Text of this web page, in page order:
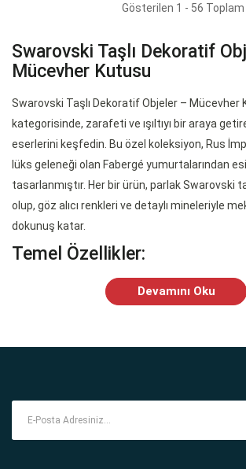
Gösterilen 1 - 56
Swarovski Taşlı Dekoratif
Mücevher Kutusu
Swarovski Taşlı Dekoratif Objeler – Mücevher
kategorisinde, zarafeti ve ışıltıyı bir araya
eserlerini keşfedin. Bu özel koleksiyon, Rus
lüks geleneği olan Fabergé yumurtalarından
tasarlanmıştır. Her bir ürün, parlak Swarovski
olup, göz alıcı renkleri ve detaylı mineleriyle
dokunuş katar.
Temel Özellikler:
Çift Amaçlı Kullanım:
Sadece dekoratif bir
aynı zamanda açılabilir yapısı sayesinde
birer mücevher kutusu görevi görür.
Devamını Oku